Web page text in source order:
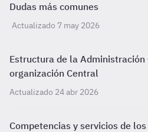
Dudas más comunes
Actualizado 7 may 2026
Estructura de la Administración
organización Central
Actualizado 24 abr 2026
Competencias y servicios de